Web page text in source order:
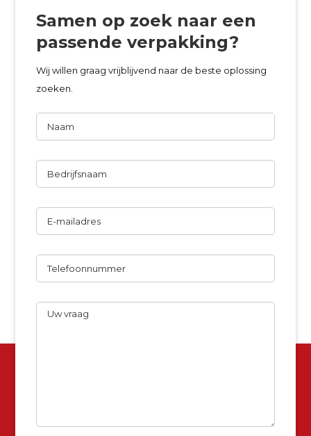
Samen op zoek naar een
passende verpakking?
Wij willen graag vrijblijvend naar de beste oplossing
zoeken.
Naam
Bedrijfsnaam
E-
mailadres
Telefoon
Uw
vraag